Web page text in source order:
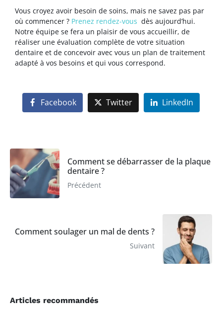
Vous croyez avoir besoin de soins, mais ne savez pas par
où commencer ? Prenez rendez-vous dès aujourd’hui.
Notre équipe se fera un plaisir de vous accueillir, de
réaliser une évaluation complète de votre situation
dentaire et de concevoir avec vous un plan de traitement
adapté à vos besoins et qui vous correspond.
Facebook Twitter LinkedIn
Comment se débarrasser de la plaque
dentaire ?
Précédent
Comment soulager un mal de dents ?
Suivant
Articles recommandés